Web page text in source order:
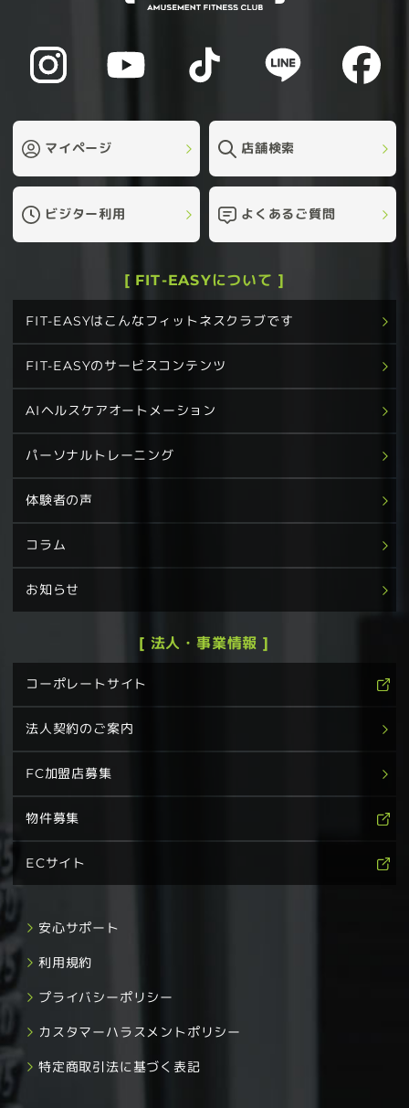
マイページ 店舗検索
ビジター利用 よくあるご質問
[ FIT-EASYについて ]
FIT-EASYはこんなフィットネスクラブです
FIT-EASYのサービスコンテンツ
AIヘルスケアオートメーション
パーソナルトレーニング
体験者の声
コラム
お知らせ
[ 法人・事業情報 ]
コーポレートサイト
法人契約のご案内
FC加盟店募集
物件募集
ECサイト
安心サポート
利用規約
プライバシーポリシー
カスタマーハラスメントポリシー
特定商取引法に基づく表記